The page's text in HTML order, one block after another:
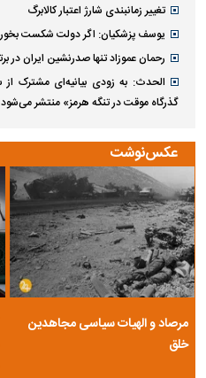
تغییر زمانبندی‌ شارژ اعتبار کالابرگ
یوسف پزشکیان: اگر دولت شکست
رحمان عموزاد تنها صدرنشین ایران در
الحدث: به زودی بیانیه‌ای مشترک
گذرگاه موقت در تنگه هرمز» منتشر می‌شود
عکس‌نوشت
مرصاد و الهیات سیاسی مجاهدین
خلق